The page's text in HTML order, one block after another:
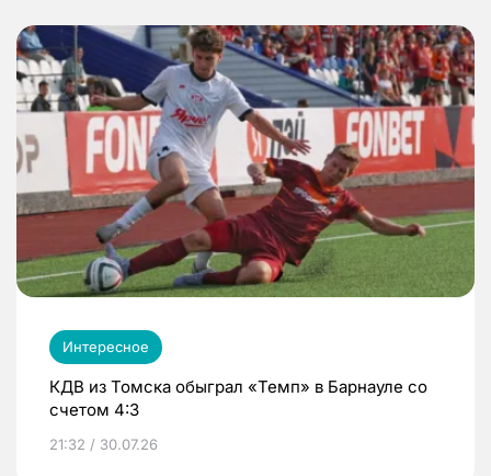
Интересное
КДВ из Томска обыграл «Темп» в Барнауле со
счетом 4:3
21:32 / 30.07.26